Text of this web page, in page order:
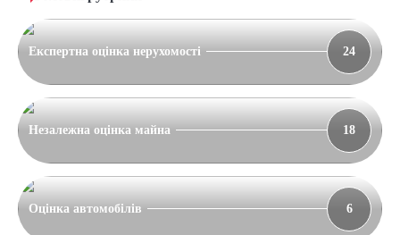
Експертна оцінка нерухомості 24
Незалежна оцінка майна 18
Оцінка автомобілів 6